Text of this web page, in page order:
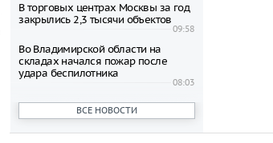
В торговых центрах Москвы за год
закрылись 2,3 тысячи объектов
09:58
Во Владимирской области на
складах начался пожар после
удара беспилотника
08:03
Число погибших после взрыва в
ресторане Balzi Rossi в Москве
11:31
ВСЕ НОВОСТИ